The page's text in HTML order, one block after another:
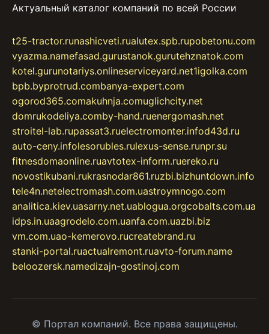
Актуальный каталог компаний по всей России
t25-tractor.runashicveti.rualutex.spb.rupobetonu.com
vyazma.namefasad.gurustanok.gurutehznatok.com
kotel.gurunotariys.onlineserviceyard.net1igolka.com
bpb.byprotrud.combanya-expert.com
ogorod365.comakuhnja.comuglichcity.net
domrukodeliya.comby-hand.ruenergomash.net
stroitel-lab.rupassat3.ruelectromonter.infod43d.ru
auto-ceny.infolesorubles.rulexus-sense.runpr.su
fitnesdomaonline.ruavtotex-inform.ruereko.ru
novostikubani.rukrasnodar861.ruzbi.bizhuntdown.info
tele4n.netelectromash.com.uastroymnogo.com
analitica.kiev.uasarny.net.uablogua.orgcobalts.com.ua
idps.in.uaagrodelo.com.uanfa.com.uazbi.biz
vm.com.uao-kemerovo.rucreatebrand.ru
stanki-portal.ruactualremont.ruavto-forum.name
beloozersk.namedizajn-gostinoj.com
© Портал компаний. Все права защищены.